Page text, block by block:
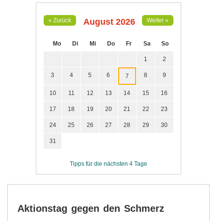
« Zurück August 2026 Weiter »
Mo Di Mi Do Fr Sa So
1 2
3 4 5 6 7 8 9
10 11 12 13 14 15 16
17 18 19 20 21 22 23
24 25 26 27 28 29 30
31
Tipps für die nächsten 4 Tage
Aktionstag gegen den Schmerz